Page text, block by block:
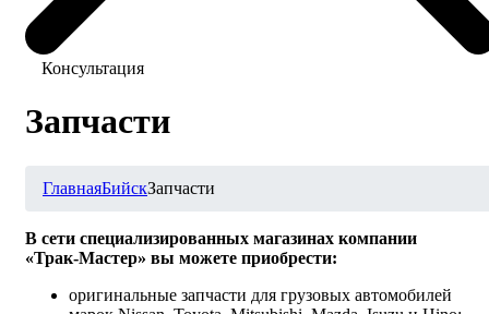
Консультация
Запчасти
ГлавнаяБийскЗапчасти
В сети специализированных магазинах компании
«Трак-Мастер» вы можете приобрести:
оригинальные запчасти для грузовых автомобилей